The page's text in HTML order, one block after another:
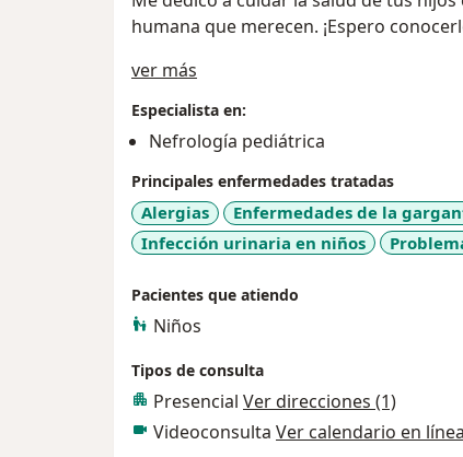
humana que merecen. ¡Espero
ver más
Especialista en:
Nefrología pediátrica
Principales enfermedades tratadas
Alergias Enfermedades de la
Infección urinaria en niños
Pacientes que atiendo
Niños
Tipos de consulta
Presencial Ver direcciones (1)
Videoconsulta Ver calendario en línea